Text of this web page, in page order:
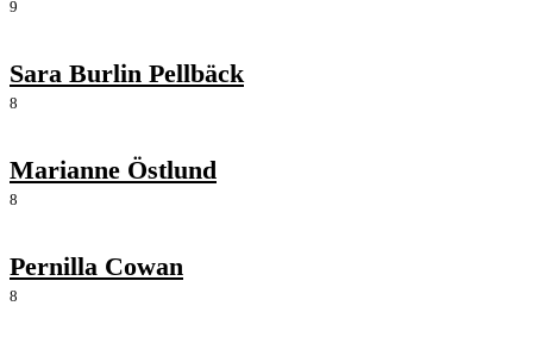
9
Sara Burlin Pellbäck
8
Marianne Östlund
8
Pernilla Cowan
8